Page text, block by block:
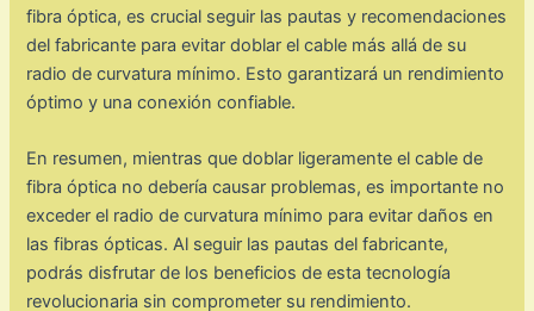
fibra óptica, es crucial seguir las pautas y recomendaciones
del fabricante para evitar doblar el cable más allá de su
radio de curvatura mínimo. Esto garantizará un rendimiento
óptimo y una conexión confiable.
En resumen, mientras que doblar ligeramente el cable de
fibra óptica no debería causar problemas, es importante no
exceder el radio de curvatura mínimo para evitar daños en
las fibras ópticas. Al seguir las pautas del fabricante,
podrás disfrutar de los beneficios de esta tecnología
revolucionaria sin comprometer su rendimiento.